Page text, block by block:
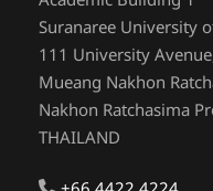
Suranaree University
111 University
Mueang Nakhon
Nakhon Ratchasima
THAILAND